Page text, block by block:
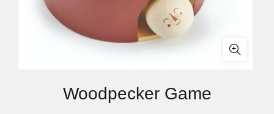
Woodpecker Game